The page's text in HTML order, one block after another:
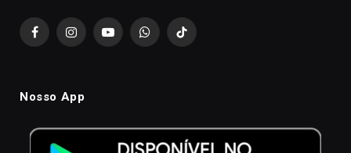
FacebookInstagramYouTubeWhatsAppTikTok
Nosso App